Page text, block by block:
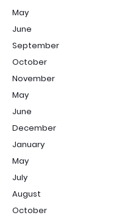
May
June
September
October
November
May
June
December
January
May
July
August
October